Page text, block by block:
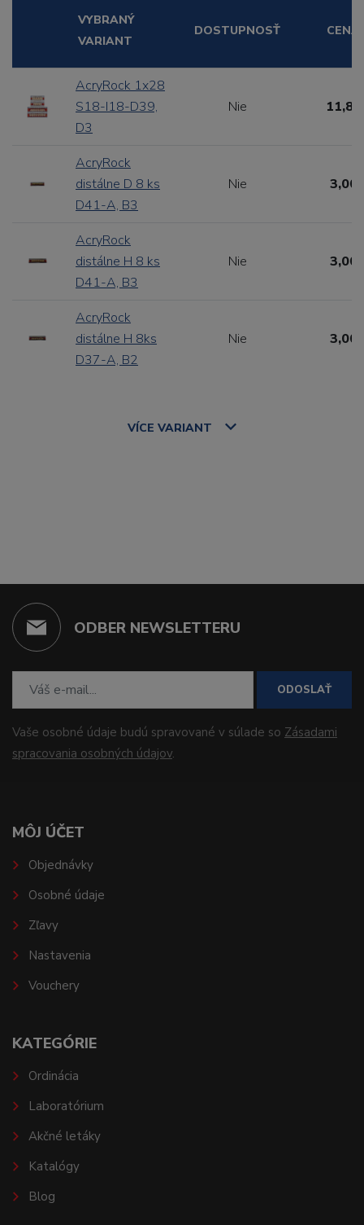
VYBRANÝ
VARIANT
DOSTUPNOSŤ CENA
AcryRock 1x28
S18-I18-D39,
D3
Nie
AcryRock
distálne D 8 ks
D41-A, B3
Nie 3,00
AcryRock
distálne H 8 ks
D41-A, B3
Nie 3,00
AcryRock
distálne H 8ks
D37-A, B2
Nie 3,00
VÍCE VARIANT
ODBER NEWSLETTERU
ODOSLAŤ
Vaše osobné údaje budú spravované v súlade so Zásadami
spracovania osobných údajov.
MÔJ ÚČET
Objednávky
Osobné údaje
Zľavy
Nastavenia
Vouchery
KATEGÓRIE
Ordinácia
Laboratórium
Akčné letáky
Katalógy
Blog